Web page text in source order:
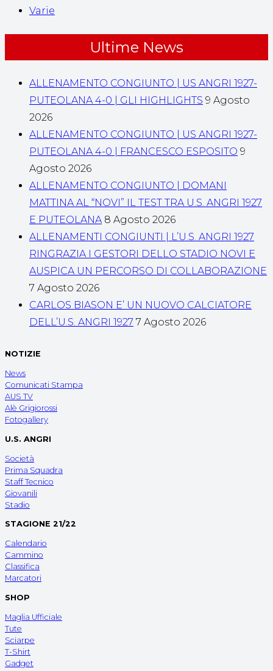
Varie
Ultime News
ALLENAMENTO CONGIUNTO | US ANGRI 1927-
PUTEOLANA 4-0 | GLI HIGHLIGHTS 9 Agosto
2026
ALLENAMENTO CONGIUNTO | US ANGRI 1927-
PUTEOLANA 4-0 | FRANCESCO ESPOSITO 9
Agosto 2026
ALLENAMENTO CONGIUNTO | DOMANI
MATTINA AL “NOVI” IL TEST TRA U.S. ANGRI 1927
E PUTEOLANA 8 Agosto 2026
ALLENAMENTI CONGIUNTI | L’U.S. ANGRI 1927
RINGRAZIA I GESTORI DELLO STADIO NOVI E
AUSPICA UN PERCORSO DI COLLABORAZIONE
7 Agosto 2026
CARLOS BIASON E’ UN NUOVO CALCIATORE
DELL’U.S. ANGRI 1927 7 Agosto 2026
NOTIZIE
News
Comunicati Stampa
AUS TV
Alè Grigiorossi
Fotogallery
U.S. ANGRI
Società
Prima Squadra
Staff Tecnico
Giovanili
Stadio
STAGIONE 21/22
Calendario
Cammino
Classifica
Marcatori
SHOP
Maglia Ufficiale
Tute
Sciarpe
T-Shirt
Gadget